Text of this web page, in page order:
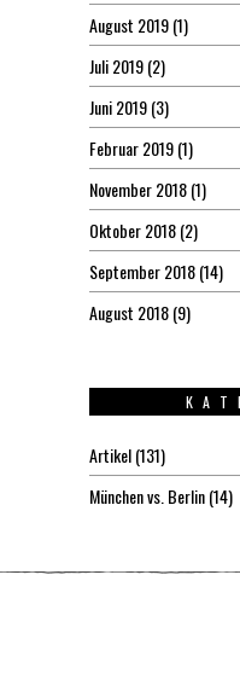
August 2019(1)
Juli 2019(2)
Juni 2019(3)
Februar 2019(1)
November 2018(1)
Oktober 2018(2)
September 2018(14)
August 2018(9)
Artikel(131)
München vs. Berlin(14)